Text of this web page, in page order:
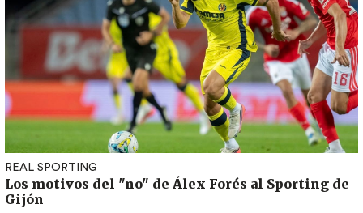
REAL SPORTING
Los motivos del "no" de Álex Forés al Sporting de
Gijón